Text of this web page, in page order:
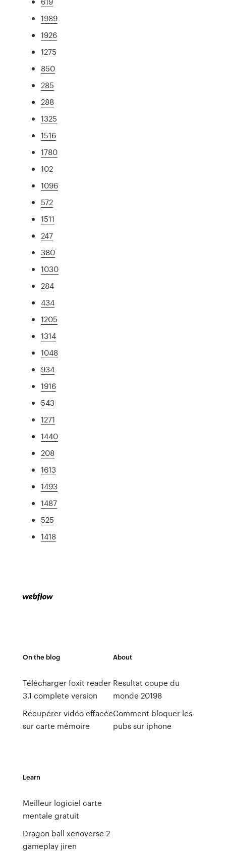
1989
1926
1275
850
285
288
1325
1516
1780
102
1096
572
1511
247
380
1030
284
434
1205
1314
1048
934
1916
543
1271
1440
208
1613
1493
1487
525
1418
On the blog
Télécharger foxit reader
3.1 complete version
Récupérer vidéo effacée
sur carte mémoire
About
Resultat coupe du
monde 20198
Comment bloquer les
pubs sur iphone
Learn
Meilleur logiciel carte
mentale gratuit
Dragon ball xenoverse 2
gameplay jiren